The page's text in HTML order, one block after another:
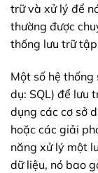
trữ và xử lý để
thường được
thống lưu trữ
Một số hệ thống
dụ: SQL) để lưu
dụng các cơ sở
hoặc các giải
năng xử lý một
dữ liệu, nó bao